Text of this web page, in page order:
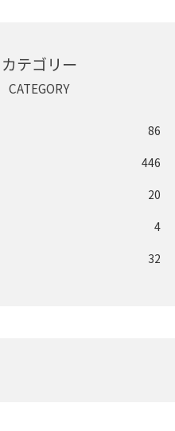
カテゴリー
CATEGORY
86
446
20
4
32